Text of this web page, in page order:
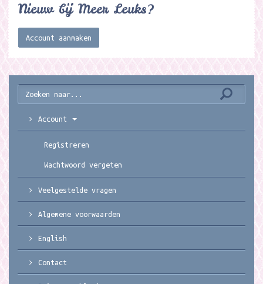
Nieuw bij Meer Leuks?
Account aanmaken
Account
Registreren
Wachtwoord vergeten
Veelgestelde vragen
Algemene voorwaarden
English
Contact